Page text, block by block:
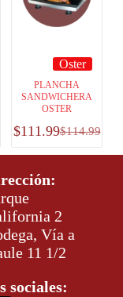
Oster
PLANCHA
SANDWICHERA
OSTER
$114.99
$111.99
2
Vía a
11 1/2
sociales: